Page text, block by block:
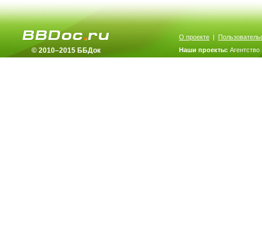
© 2010–2015 ББДок
О проекте |
Наши проекты: